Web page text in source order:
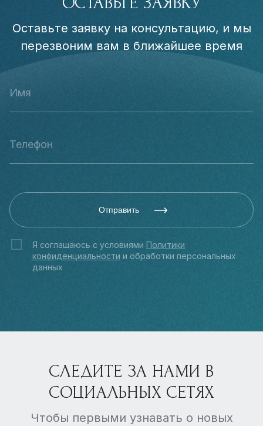
Оставьте заявку на консультацию, и мы
перезвоним вам в ближайшее время
Отправить
Я соглашаюсь с условиями Политики
конфиденциальности и обработки персональных
данных
СЛЕДИТЕ ЗА НАМИ В
СОЦИАЛЬНЫХ СЕТЯХ
Чтобы первыми узнавать о новых